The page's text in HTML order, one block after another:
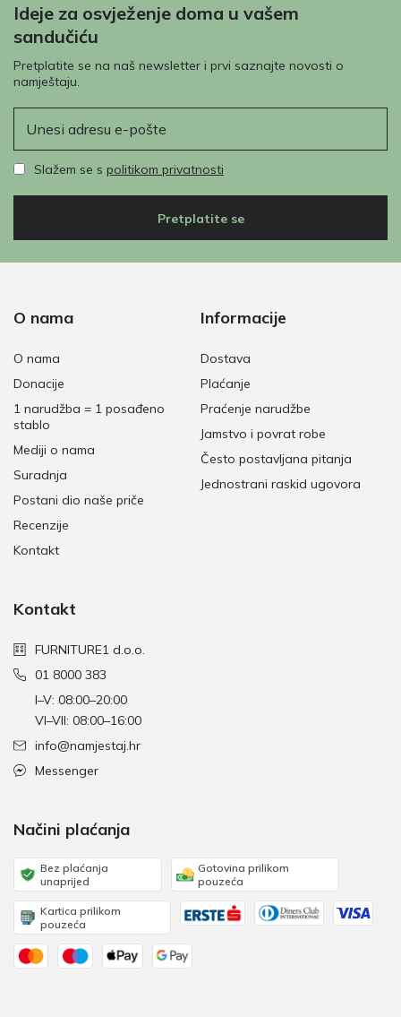
Ideje za osvježenje doma u vašem
sandučiću
Pretplatite se na naš newsletter i prvi saznajte novosti o
namještaju.
Slažem se s politikom privatnosti
Pretplatite se
O nama
O nama
Donacije
1 narudžba = 1 posađeno
stablo
Mediji o nama
Suradnja
Postani dio naše priče
Recenzije
Kontakt
Informacije
Dostava
Plaćanje
Praćenje narudžbe
Jamstvo i povrat robe
Često postavljana pitanja
Jednostrani raskid ugovora
Kontakt
FURNITURE1 d.o.o.
01 8000 383
I–V: 08:00–20:00
VI–VII: 08:00–16:00
info@namjestaj.hr
Messenger
Načini plaćanja
Bez plaćanja
unaprijed
Gotovina prilikom
pouzeća
Kartica prilikom
pouzeća